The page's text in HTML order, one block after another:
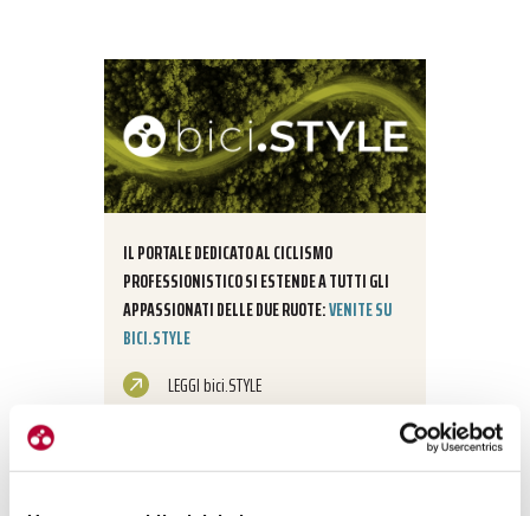
IL PORTALE DEDICATO AL CICLISMO
PROFESSIONISTICO SI ESTENDE A TUTTI GLI
APPASSIONATI DELLE DUE RUOTE:VENITE SU
BICI.STYLE
LEGGI bici.STYLE